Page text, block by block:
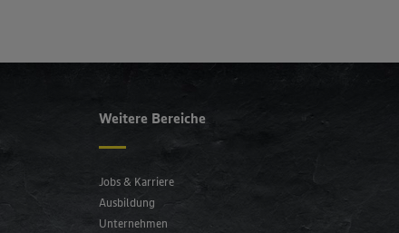
Weitere Bereiche
Jobs & Karriere
Ausbildung
Unternehmen